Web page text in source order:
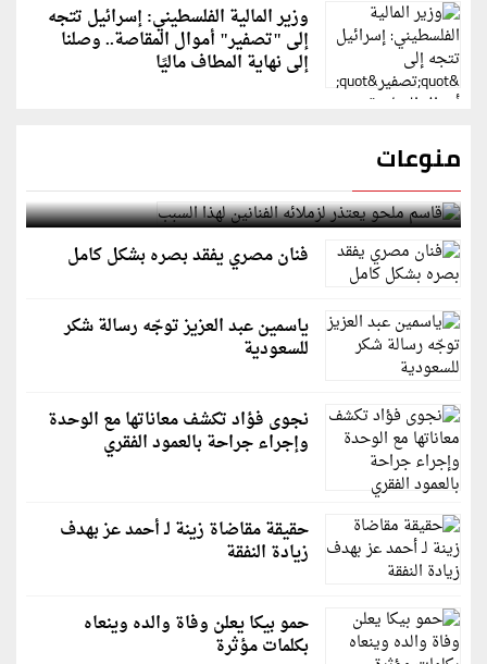
وزير المالية الفلسطيني: إسرائيل تتجه
إلى "تصفير" أموال المقاصة.. وصلنا
إلى نهاية المطاف ماليًا
منوعات
قاسم ملحو يعتذر لزملائه الفنانين لهذا السبب
فنان مصري يفقد بصره بشكل كامل
ياسمين عبد العزيز توجّه رسالة شكر
للسعودية
نجوى فؤاد تكشف معاناتها مع الوحدة
وإجراء جراحة بالعمود الفقري
حقيقة مقاضاة زينة لـ أحمد عز بهدف
زيادة النفقة
حمو بيكا يعلن وفاة والده وينعاه
بكلمات مؤثرة